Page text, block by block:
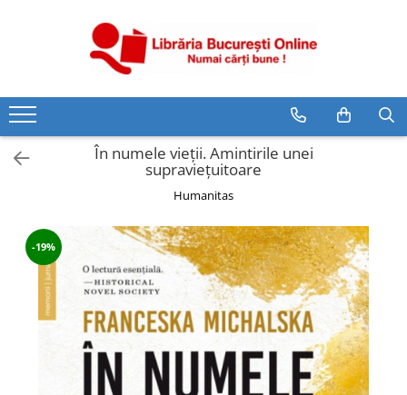
Artă și Enciclopedii
Beletristică
Business și Economie
Creșterea copilului
Dezvoltare Personală
Diete și Fitness
Familie și Cuplu
Hobby și Divertisment
Istorie și Civilizații
În numele vieții. Amintirile unei
supraviețuitoare
Humanitas
-19%